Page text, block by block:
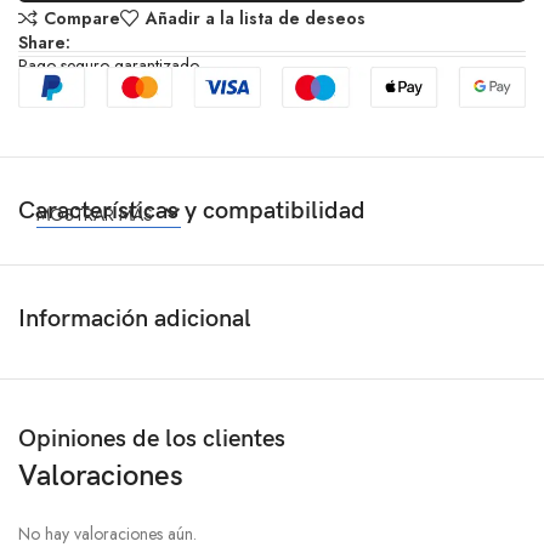
Compare
Añadir a la lista de deseos
Share:
Pago seguro garantizado
Características y compatibilidad
MOSTRAR MÁS
Información adicional
Opiniones de los clientes
Valoraciones
No hay valoraciones aún.